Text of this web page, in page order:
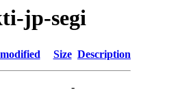
jp-segi
Size Description
-